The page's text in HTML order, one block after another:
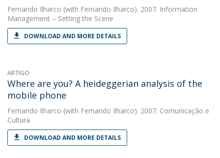
Fernando Ilharco (with Fernando Ilharco). 2007. Information
Management – Setting the Scene
DOWNLOAD AND MORE DETAILS
ARTIGO
Where are you? A heideggerian analysis of the
mobile phone
Fernando Ilharco (with Fernando Ilharco). 2007. Comunicação e
Cultura
DOWNLOAD AND MORE DETAILS